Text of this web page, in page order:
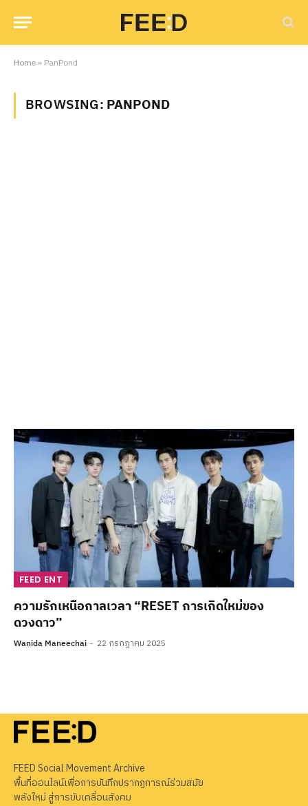
Home» PanPond
BROWSING:PANPOND
FEED ENT
ความรักเหนือกาลเวลา “RESET การเกิดใหม่ของ
ดวงดาว”
Wanida Maneechai 22 กรกฎาคม 2025
FEED Social Movement Archive
พื้นที่ออนไลน์เพื่อการบันทึกปรากฏการณ์ร่วมสมัย
พลังใหม่ สู่การขับเคลื่อนสังคม